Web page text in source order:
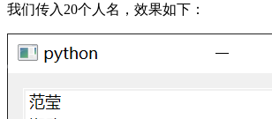
我们传入20个人名，效果如下：